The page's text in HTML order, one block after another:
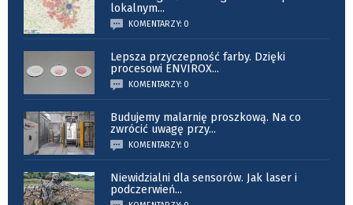
lokalnym...
KOMENTARZY: 0
Lepsza przyczepność farby. Dzięki
procesowi ENVIROX...
KOMENTARZY: 0
Budujemy malarnię proszkową. Na co
zwrócić uwagę przy...
KOMENTARZY: 0
Niewidzialni dla sensorów. Jak laser i
podczerwień...